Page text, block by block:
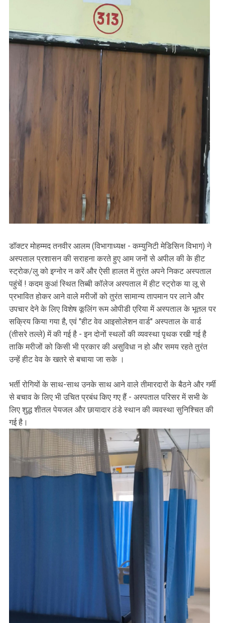
डॉक्टर मोहम्मद तनवीर आलम (विभागाध्यक्ष - कम्युनिटी मेडिसिन विभाग) ने
अस्पताल प्रशासन की सराहना करते हुए आम जनों से अपील की के हीट
स्ट्रोक/लु को इग्नोर न करें और ऐसी हालत में तुरंत अपने निकट अस्पताल
पहुंचें ! कदम कुआं स्थित तिब्बी कॉलेज अस्पताल में हीट स्ट्रोक या लू से
प्रभावित होकर आने वाले मरीजों को तुरंत सामान्य तापमान पर लाने और
उपचार देने के लिए विशेष कूलिंग रूम ओपीडी एरिया में अस्पताल के भूतल पर
सक्रिय किया गया है, एवं "हीट वेव आइसोलेशन वार्ड" अस्पताल के वार्ड
(तीसरे तल्ले) में की गई है - इन दोनों स्थलों की व्यवस्था पृथक रखी गई है
ताकि मरीजों को किसी भी प्रकार की असुविधा न हो और समय रहते तुरंत
उन्हें हीट वेव के खतरे से बचाया जा सके ।
भर्ती रोगियों के साथ-साथ उनके साथ आने वाले तीमारदारों के बैठने और गर्मी
से बचाव के लिए भी उचित प्रबंध किए गए हैं - अस्पताल परिसर में सभी के
लिए शुद्ध शीतल पेयजल और छायादार ठंडे स्थान की व्यवस्था सुनिश्चित की
गई है।